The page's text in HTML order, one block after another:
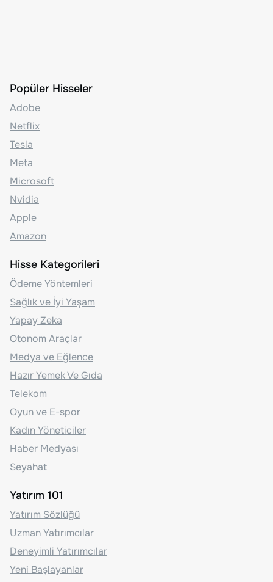
Popüler Hisseler
Adobe
Netflix
Tesla
Meta
Microsoft
Nvidia
Apple
Amazon
Hisse Kategorileri
Ödeme Yöntemleri
Sağlık ve İyi Yaşam
Yapay Zeka
Otonom Araçlar
Medya ve Eğlence
Hazır Yemek Ve Gıda
Telekom
Oyun ve E-spor
Kadın Yöneticiler
Haber Medyası
Seyahat
Yatırım 101
Yatırım Sözlüğü
Uzman Yatırımcılar
Deneyimli Yatırımcılar
Yeni Başlayanlar